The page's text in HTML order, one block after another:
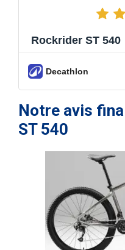
Rockrider ST 540
Decathlon
Notre avis
ST 540